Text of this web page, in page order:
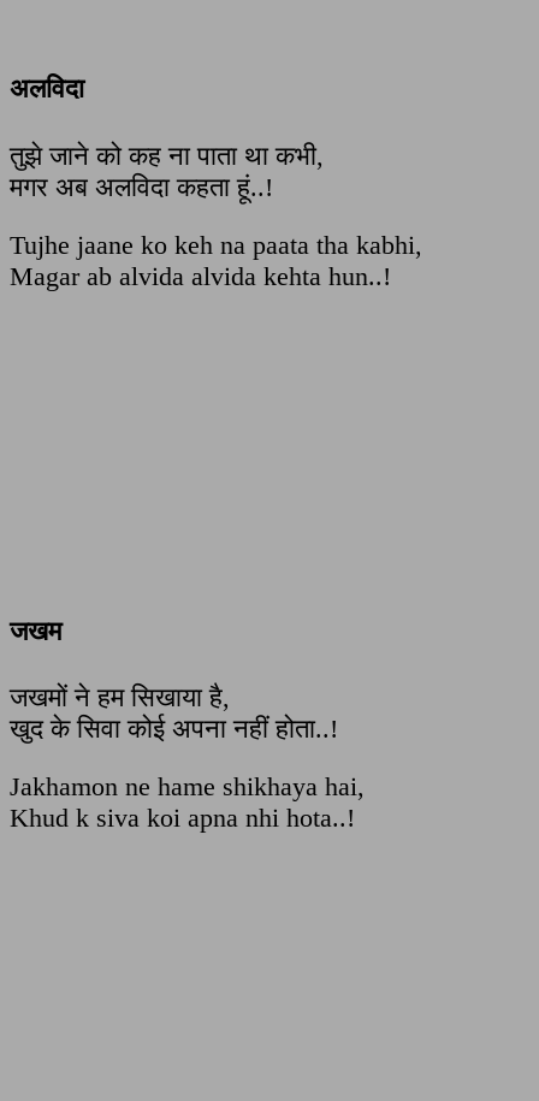
अलविदा
तुझे जाने को कह ना पाता था कभी,
मगर अब अलविदा कहता हूं..!
Tujhe jaane ko keh na paata tha kabhi,
Magar ab alvida alvida kehta hun..!
जखम
जखमों ने हम सिखाया है,
खुद के सिवा कोई अपना नहीं होता..!
Jakhamon ne hame shikhaya hai,
Khud k siva koi apna nhi hota..!